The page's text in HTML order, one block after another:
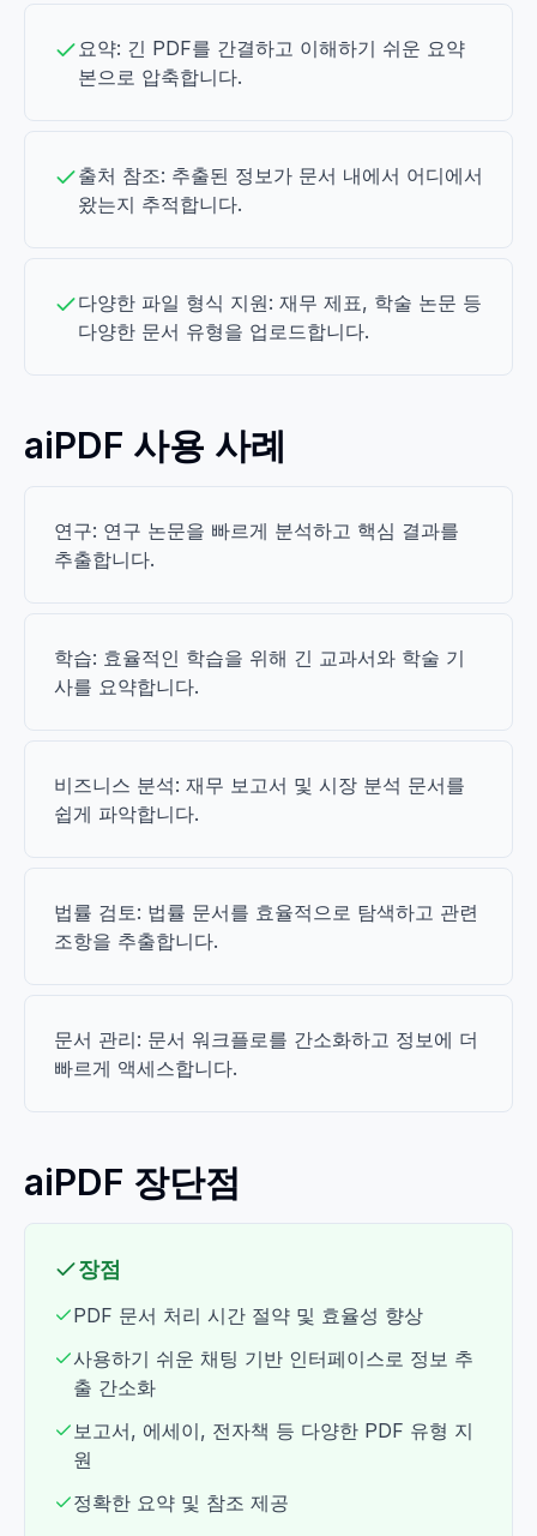
요약: 긴 PDF를 간결하고 이해하기 쉬운 요약
본으로 압축합니다.
출처 참조: 추출된 정보가 문서 내에서 어디에서
왔는지 추적합니다.
다양한 파일 형식 지원: 재무 제표, 학술 논문 등
다양한 문서 유형을 업로드합니다.
aiPDF 사용 사례
연구: 연구 논문을 빠르게 분석하고 핵심 결과를
추출합니다.
학습: 효율적인 학습을 위해 긴 교과서와 학술 기
사를 요약합니다.
비즈니스 분석: 재무 보고서 및 시장 분석 문서를
쉽게 파악합니다.
법률 검토: 법률 문서를 효율적으로 탐색하고 관련
조항을 추출합니다.
문서 관리: 문서 워크플로를 간소화하고 정보에 더
빠르게 액세스합니다.
aiPDF 장단점
장점
PDF 문서 처리 시간 절약 및 효율성 향상
사용하기 쉬운 채팅 기반 인터페이스로 정보 추
출 간소화
보고서, 에세이, 전자책 등 다양한 PDF 유형 지
원
정확한 요약 및 참조 제공